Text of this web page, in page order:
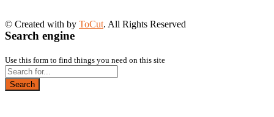
© Created with by ToCut. All Rights Reserved
Search engine
Use this form to find things you need on this site
Search